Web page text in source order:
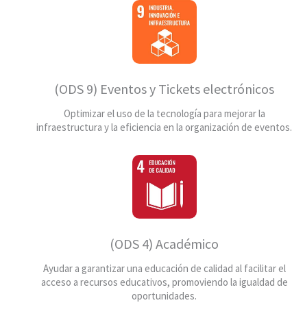
(ODS 9) Eventos y Tickets electrónicos
Optimizar el uso de la tecnología para mejorar la
infraestructura y la eficiencia en la organización de eventos.
(ODS 4) Académico
Ayudar a garantizar una educación de calidad al facilitar el
acceso a recursos educativos, promoviendo la igualdad de
oportunidades.